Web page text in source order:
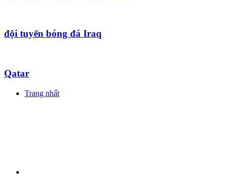
đội tuyển bóng đá Iraq
Qatar
Trang nhất